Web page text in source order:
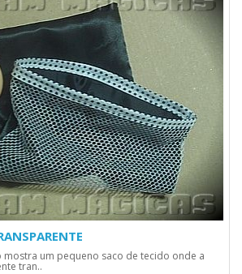
mostra um pequeno saco de tecido onde a
tran..